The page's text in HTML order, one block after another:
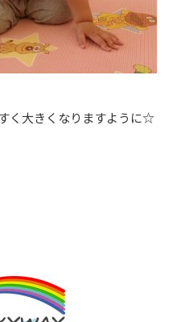
く大きくなりますように☆